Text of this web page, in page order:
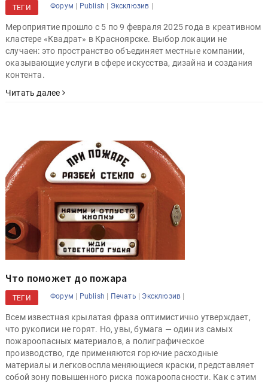
ТЕГИ Форум | Publish | Эксклюзив |
Мероприятие прошло с 5 по 9 февраля 2025 года в креативном
кластере «Квадрат» в Красноярске. Выбор локации не
случаен: это пространство объединяет местные компании,
оказывающие услуги в сфере искусства, дизайна и создания
контента.
Читать далее
Что поможет до пожара
ТЕГИ Форум | Publish | Печать | Эксклюзив |
Всем известная крылатая фраза оптимистично утверждает,
что рукописи не горят. Но, увы, бумага — один из самых
пожароопасных материалов, а полиграфическое
производство, где применяются горючие расходные
материалы и легковоспламеняющиеся краски, представляет
собой зону повышенного риска пожароопасности. Как с этим